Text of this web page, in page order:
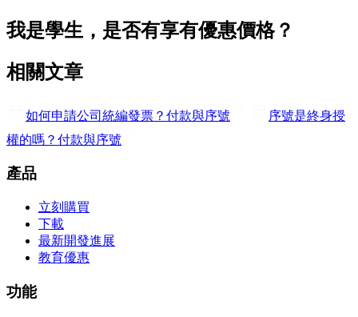
我是學生，是否有享有優惠價格？
相關文章
如何申請公司統編發票？ 付款與序號
序號是終身授
權的嗎？ 付款與序號
產品
立刻購買
下載
最新開發進展
教育優惠
功能